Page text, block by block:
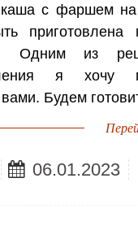
с фаршем на
приготовлена
Одним из
я хочу
вами. Будем
06.01.2023